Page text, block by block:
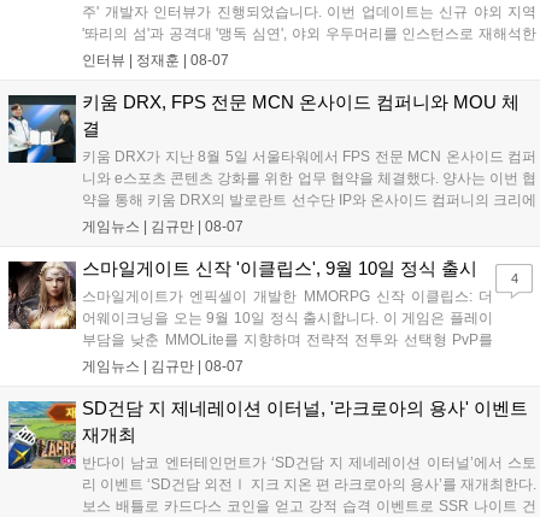
주' 개발자 인터뷰가 진행되었습니다. 이번 업데이트는 신규 야외 지역
'똬리의 섬'과 공격대 '맹독 심연', 야외 우두머리를 인스턴스로 재해석한
'소굴'을 포함합니다. 개발진은 하우징 시스템 개선 및 신화+ 던전 로테이
를 표했습니다....
인터뷰 | 정재훈 | 08-07
키움 DRX, FPS 전문 MCN 온사이드 컴퍼니와 MOU 체
결
키움 DRX가 지난 8월 5일 서울타워에서 FPS 전문 MCN 온사이드 컴퍼
니와 e스포츠 콘텐츠 강화를 위한 업무 협약을 체결했다. 양사는 이번 협
약을 통해 키움 DRX의 발로란트 선수단 IP와 온사이드 컴퍼니의 크리에
이터 네트워크를 결합하여 정규 및 특별 콘텐츠를 공동 기획한다. 또한
오프라인 연계 프로그램을 순차적으로 선보이며 e스포츠 생태계 확장에
게임뉴스 | 김규만 | 08-07
스마일게이트 신작 '이클립스', 9월 10일 정식 출시
스마일게이트가 엔픽셀이 개발한 MMORPG 신작 이클립스: 더
어웨이크닝을 오는 9월 10일 정식 출시합니다. 이 게임은 플레이
부담을 낮춘 MMOLite를 지향하며 전략적 전투와 선택형 PvP를
특징으로 합니다. 현재 공식 홈페이지와 앱 마켓에서 사전등록을
니다. 또한 카카오톡 채널 추가 시 주차별 스페셜 쿠폰과 한정 스
킨, 경품 이벤트 등 풍성한 혜택을 마련해 이용자들의 기대를 모
으고 있습니다....
게임뉴스 | 김규만 | 08-07
4
SD건담 지 제네레이션 이터널, '라크로아의 용사' 이벤트
재개최
반다이 남코 엔터테인먼트가 ‘SD건담 지 제네레이션 이터널’에서 스토
리 이벤트 ‘SD건담 외전Ⅰ 지크 지온 편 라크로아의 용사’를 재개최한다.
보스 배틀로 카드다스 코인을 얻고 강적 습격 이벤트로 SSR 나이트 건